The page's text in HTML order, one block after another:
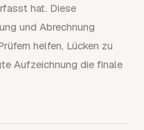
hat. Diese
und Abrechnung
helfen, Lücken zu
Aufzeichnung die finale